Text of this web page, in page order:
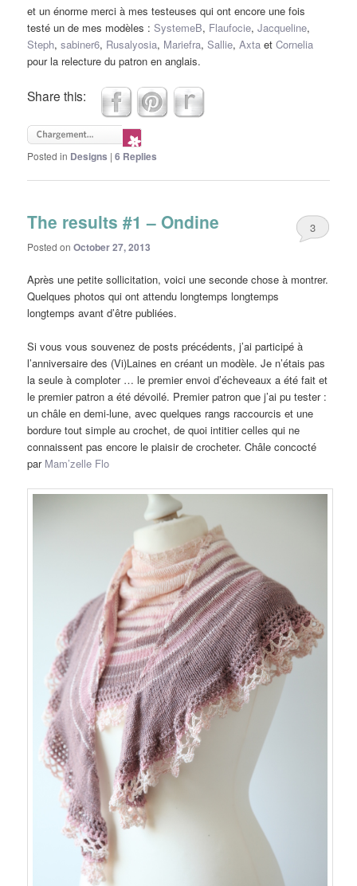
et un énorme merci à mes testeuses qui ont encore une fois
testé un de mes modèles :SystemeB, Flaufocie, Jacqueline,
Steph,sabiner6, Rusalyosia, Mariefra,Sallie, Axta etCornelia
pour la relecture du patron en anglais.
Share this:
Posted in Designs |6 Replies
The results #1 – Ondine
Posted onOctober 27, 2013
3
Après une petite sollicitation, voici une seconde chose à montrer.
Quelques photos qui ont attendu longtemps longtemps
longtemps avant d’être publiées.
Si vous vous souvenez de posts précédents, j’ai participé à
l’anniversaire des (Vi)Laines en créant un modèle. Je n’étais pas
la seule à comploter … le premier envoi d’écheveaux a été fait et
le premier patron a été dévoilé. Premier patron que j’ai pu tester :
un châle en demi-lune, avec quelques rangs raccourcis et une
bordure tout simple au crochet, de quoi intitier celles qui ne
connaissent pas encore le plaisir de crocheter. Châle concocté
par Mam’zelle Flo